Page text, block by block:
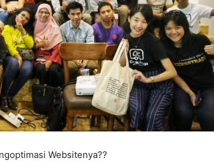
Websitenya??